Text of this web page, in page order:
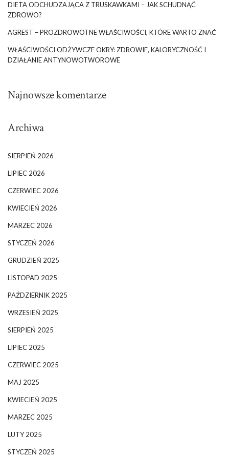
DIETA ODCHUDZAJĄCA Z TRUSKAWKAMI – JAK SCHUDNĄĆ
ZDROWO?
AGREST – PROZDROWOTNE WŁAŚCIWOŚCI, KTÓRE WARTO ZNAĆ
WŁAŚCIWOŚCI ODŻYWCZE OKRY: ZDROWIE, KALORYCZNOŚĆ I
DZIAŁANIE ANTYNOWOTWOROWE
Najnowsze komentarze
Archiwa
SIERPIEŃ 2026
LIPIEC 2026
CZERWIEC 2026
KWIECIEŃ 2026
MARZEC 2026
STYCZEŃ 2026
GRUDZIEŃ 2025
LISTOPAD 2025
PAŹDZIERNIK 2025
WRZESIEŃ 2025
SIERPIEŃ 2025
LIPIEC 2025
CZERWIEC 2025
MAJ 2025
KWIECIEŃ 2025
MARZEC 2025
LUTY 2025
STYCZEŃ 2025